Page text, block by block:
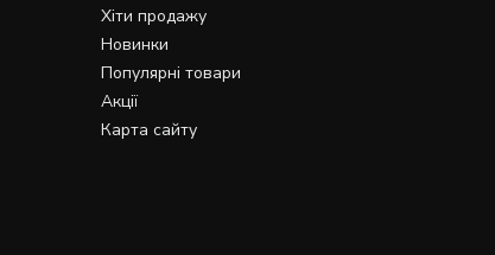
Хіти продажу
Новинки
Популярні товари
Акції
Карта сайту